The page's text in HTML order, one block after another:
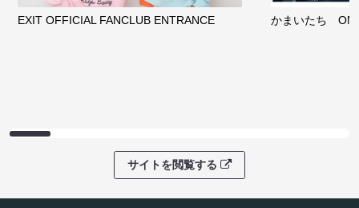
EXIT OFFICIAL FANCLUB ENTRANCE かまいたち
サイトを閲覧する